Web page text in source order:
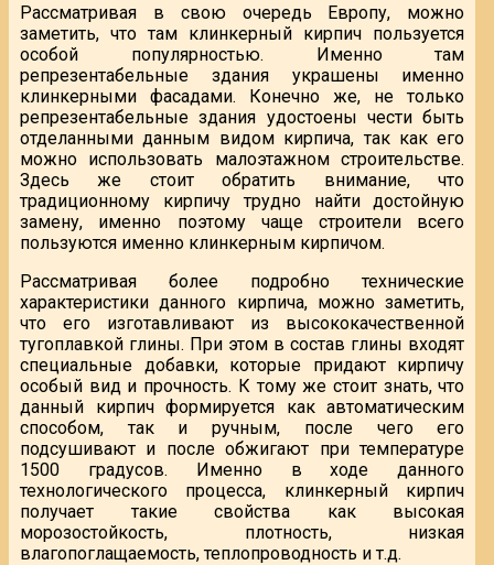
Рассматривая в свою очередь Европу, можно
заметить, что там клинкерный кирпич пользуется
особой популярностью. Именно там
репрезентабельные здания украшены именно
клинкерными фасадами. Конечно же, не только
репрезентабельные здания удостоены чести быть
отделанными данным видом кирпича, так как его
можно использовать малоэтажном строительстве.
Здесь же стоит обратить внимание, что
традиционному кирпичу трудно найти достойную
замену, именно поэтому чаще строители всего
пользуются именно клинкерным кирпичом.
Рассматривая более подробно технические
характеристики данного кирпича, можно заметить,
что его изготавливают из высококачественной
тугоплавкой глины. При этом в состав глины входят
специальные добавки, которые придают кирпичу
особый вид и прочность. К тому же стоит знать, что
данный кирпич формируется как автоматическим
способом, так и ручным, после чего его
подсушивают и после обжигают при температуре
1500 градусов. Именно в ходе данного
технологического процесса, клинкерный кирпич
получает такие свойства как высокая
морозостойкость, плотность, низкая
влагопоглащаемость, теплопроводность и т.д.